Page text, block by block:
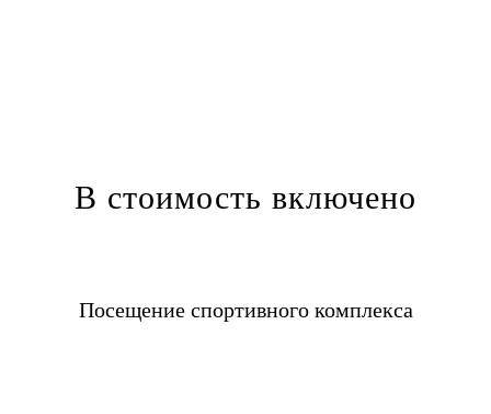
В стоимость включено
Посещение спортивного комплекса